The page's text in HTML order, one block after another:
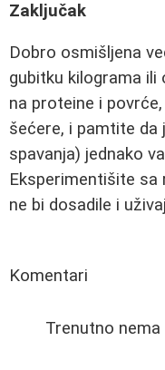
Zaključak
Dobro osmišljena
gubitku kilograma ili
na proteine i
šećere, i pamtite da
spavanja) jednako
Eksperimentišite sa
ne bi dosadile i
Komentari
Trenutno